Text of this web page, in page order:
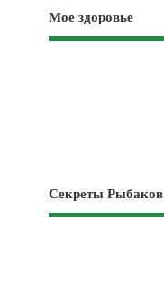
Мое здоровье
Секреты Рыбаков